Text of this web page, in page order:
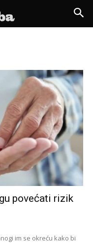
povećati rizik
im se okreću kako bi